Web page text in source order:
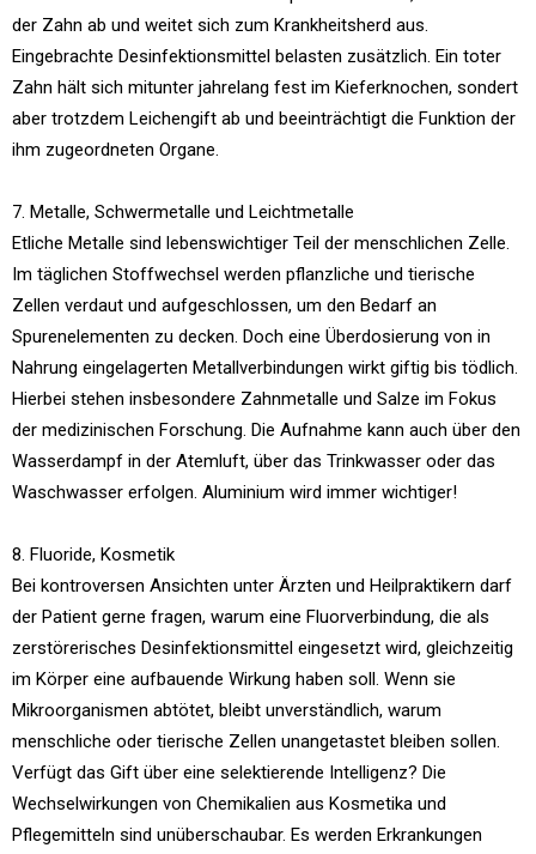
der Zahn ab und weitet sich zum Krankheitsherd aus.
Eingebrachte Desinfektionsmittel belasten zusätzlich. Ein toter
Zahn hält sich mitunter jahrelang fest im Kieferknochen, sondert
aber trotzdem Leichengift ab und beeinträchtigt die Funktion der
ihm zugeordneten Organe.
7. Metalle, Schwermetalle und Leichtmetalle
Etliche Metalle sind lebenswichtiger Teil der menschlichen Zelle.
Im täglichen Stoffwechsel werden pflanzliche und tierische
Zellen verdaut und aufgeschlossen, um den Bedarf an
Spurenelementen zu decken. Doch eine Überdosierung von in
Nahrung eingelagerten Metallverbindungen wirkt giftig bis tödlich.
Hierbei stehen insbesondere Zahnmetalle und Salze im Fokus
der medizinischen Forschung. Die Aufnahme kann auch über den
Wasserdampf in der Atemluft, über das Trinkwasser oder das
Waschwasser erfolgen. Aluminium wird immer wichtiger!
8. Fluoride, Kosmetik
Bei kontroversen Ansichten unter Ärzten und Heilpraktikern darf
der Patient gerne fragen, warum eine Fluorverbindung, die als
zerstörerisches Desinfektionsmittel eingesetzt wird, gleichzeitig
im Körper eine aufbauende Wirkung haben soll. Wenn sie
Mikroorganismen abtötet, bleibt unverständlich, warum
menschliche oder tierische Zellen unangetastet bleiben sollen.
Verfügt das Gift über eine selektierende Intelligenz? Die
Wechselwirkungen von Chemikalien aus Kosmetika und
Pflegemitteln sind unüberschaubar. Es werden Erkrankungen